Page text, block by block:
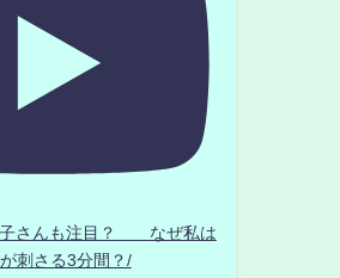
子さんも注目？ なぜ私は
刺さる3分間？/